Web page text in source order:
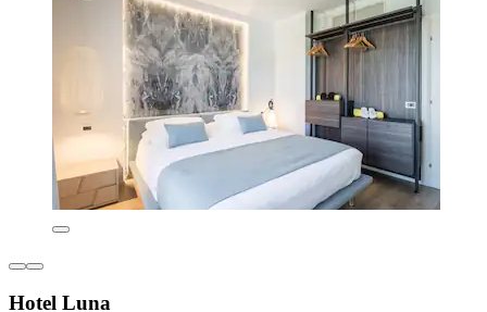
Hotel Luna